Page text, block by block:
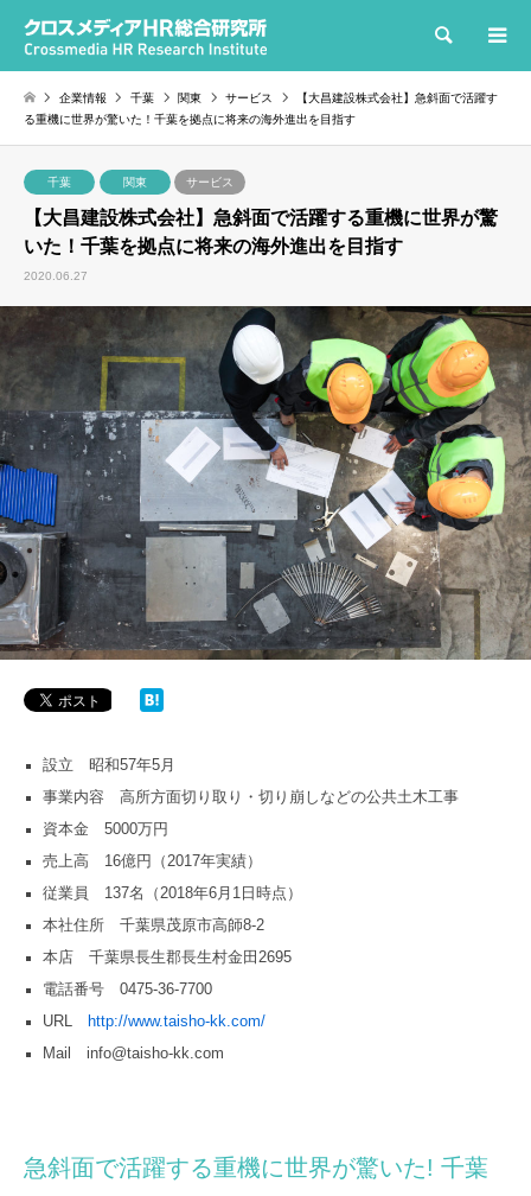
検索
企業情報 千葉 関東 サービス
【大昌建設株式会社】急斜面で活躍す
る重機に世界が驚いた！千葉を拠点に将来の海外進出を目指す
千葉 関東 サービス
【大昌建設株式会社】急斜面で活躍する重機に世界が驚
いた！千葉を拠点に将来の海外進出を目指す
2020.06.27
設立 昭和57年5月
事業内容 高所方面切り取り・切り崩しなどの公共土木工事
資本金 5000万円
売上高 16億円（2017年実績）
従業員 137名（2018年6月1日時点）
本社住所 千葉県茂原市高師8-2
本店 千葉県長生郡長生村金田2695
電話番号 0475-36-7700
URL
http://www.taisho-kk.com/
Mail info@taisho-kk.com
急斜面で活躍する重機に世界が驚いた! 千葉